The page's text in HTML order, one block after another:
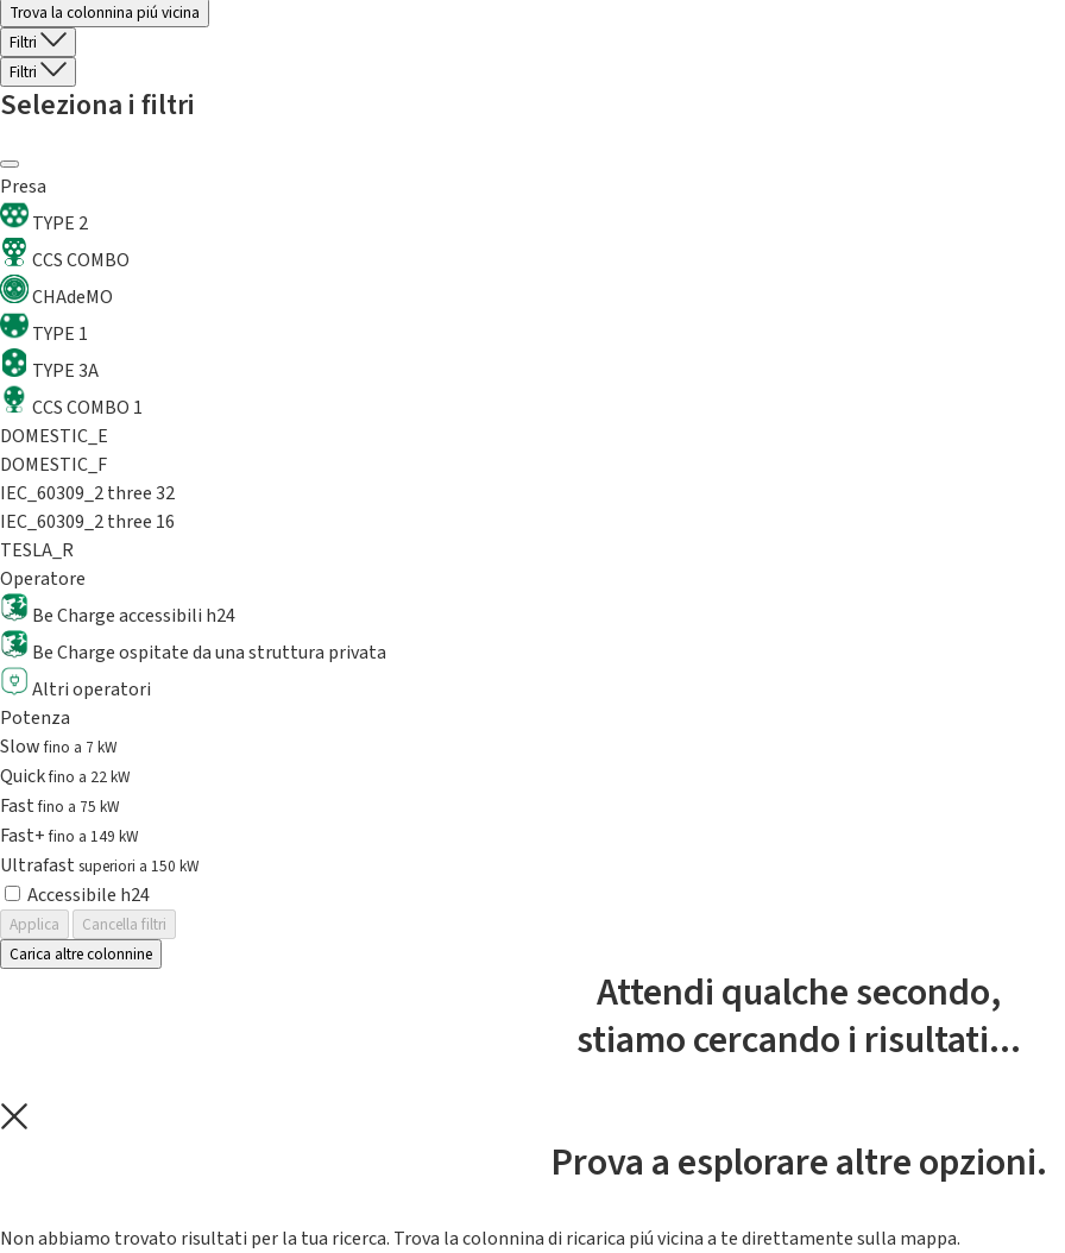
Trova la colonnina piú vicina
Filtri
Filtri
Seleziona i filtri
Presa
TYPE 2
CCS COMBO
CHAdeMO
TYPE 1
TYPE 3A
CCS COMBO 1
DOMESTIC_E
DOMESTIC_F
IEC_60309_2 three 32
IEC_60309_2 three 16
TESLA_R
Operatore
Be Charge accessibili h24
Be Charge ospitate da una struttura privata
Altri operatori
Potenza
Slowfino a 7 kW
Quickfino a 22 kW
Fastfino a 75 kW
Fast+fino a 149 kW
Ultrafast superiori a 150 kW
Accessibile h24
Applica
Cancella filtri
Carica altre colonnine
Attendi qualche secondo,
stiamo cercando i risultati...
Prova a esplorare altre opzioni.
Non abbiamo trovato risultati per la tua ricerca. Trova la colonnina di ricarica piú vicina a te direttamente sulla mappa.